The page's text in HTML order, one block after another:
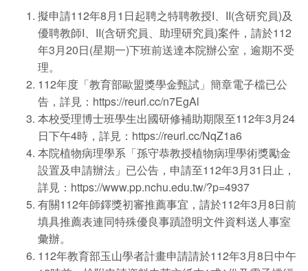
擬申請112年8月1日起聘之特聘教授I、II(含研究員)及
優聘教師I、II(含研究員、助理研究員)案件，請於112
年3月20日(星期一)下班前送達本院辦公室，逾期不受
理。
112年度「教育部歐盟獎學金甄試」簡章電子檔已公
告，詳見： https://reurl.cc/n7EgAl
本校受理博士班學生出國研修補助期限至112年3月24
日下午4時，詳見： https://reurl.cc/NqZ1a6
本院植物病理學系「孫守恭教授植物病理學術獎勵金
設置及申請辦法」已公告，申請至112年3月31日止，
詳見： https://www.pp.nchu.edu.tw/?p=4937
有關112年師鐸獎初審推薦事宜，請於112年3月8日前
填具推薦表連同特殊優良事蹟證明文件資料送人事室
彙辦。
112年教育部玉山學者計畫申請請於112年3月8日中午